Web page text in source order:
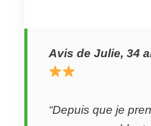
Avis de Julie, 34
“Depuis que je